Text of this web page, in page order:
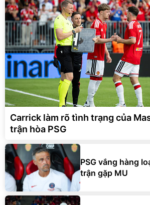
Carrick làm rõ tình trạng của
trận hòa PSG
PSG vắng hàng
trận gặp MU